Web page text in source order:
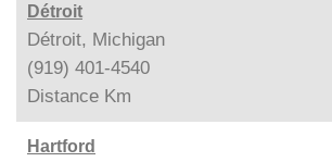
Détroit
Détroit, Michigan
(919) 401-4540
Distance Km
Hartford